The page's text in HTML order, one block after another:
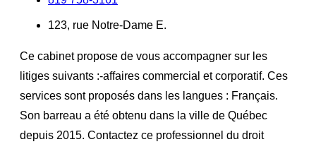
123, rue Notre-Dame E.
Ce cabinet propose de vous accompagner sur les
litiges suivants :-affaires commercial et corporatif. Ces
services sont proposés dans les langues : Français.
Son barreau a été obtenu dans la ville de Québec
depuis 2015. Contactez ce professionnel du droit